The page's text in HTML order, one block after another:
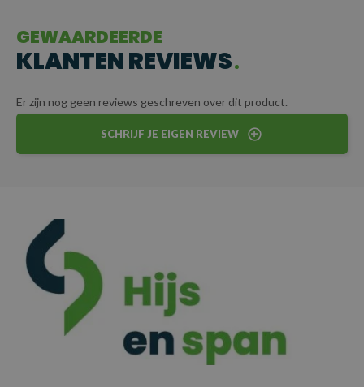
eenvoudig aan specifieke eisen worden aangepast. Zo wordt elke
lading veilig en betrouwbaar getransporteerd.
Elke sjorketting wordt geleverd met certificaat voor
gegarandeerde kwaliteit en veiligheid.
GEWAARDEERDE
KLANTEN REVIEWS
Er zijn nog geen reviews geschreven over dit product.
SCHRIJF JE EIGEN REVIEW